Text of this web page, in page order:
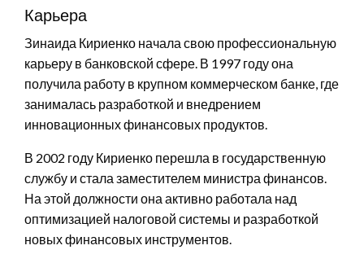
Карьера
Зинаида Кириенко начала свою профессиональную
карьеру в банковской сфере. В 1997 году она
получила работу в крупном коммерческом банке, где
занималась разработкой и внедрением
инновационных финансовых продуктов.
В 2002 году Кириенко перешла в государственную
службу и стала заместителем министра финансов.
На этой должности она активно работала над
оптимизацией налоговой системы и разработкой
новых финансовых инструментов.